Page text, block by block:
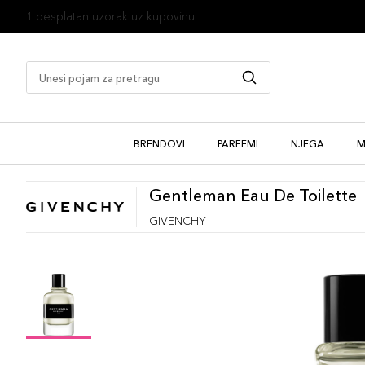
1 besplatan uzorak uz kupovinu
BRENDOVI PARFEMI NJEGA
Gentleman Eau De Toilette
GIVENCHY